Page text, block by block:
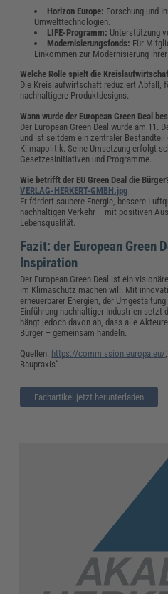
Horizon Europe: Forschung und
Umwelttechnologien.
LIFE-Programm: Unterstützung
Modernisierungsfonds: Für
Einkommen zur Modernisierung
Welche Rolle spielt die
Die Kreislaufwirtschaft reduziert Abfall,
nachhaltigere Produktdesigns.
Wann wurde der European Green Deal
Der European Green Deal wurde am 11.
und ist seitdem ein zentraler Bestandteil
Klimapolitik. Seine Umsetzung erfolgt
Gesetzesinitiativen und Programme.
Wie betrifft der EU Green Deal die
VERLAG-HERKERT-GMBH.jpg
Er fördert saubere Energie, bessere
nachhaltigen Verkehr – mit positiven
Lebensqualität.
Fazit: der European Green
Inspiration
Der European Green Deal ist ein
im Klimaschutz machen will. Mit
erneuerbarer Energien, der
Einführung nachhaltiger Industrien setzt
hängt jedoch davon ab, dass alle
Bürger – gemeinsam handeln.
Quellen: https://commission.europa.eu/;
Baupraxis“
Fachartikel jetzt herunterladen